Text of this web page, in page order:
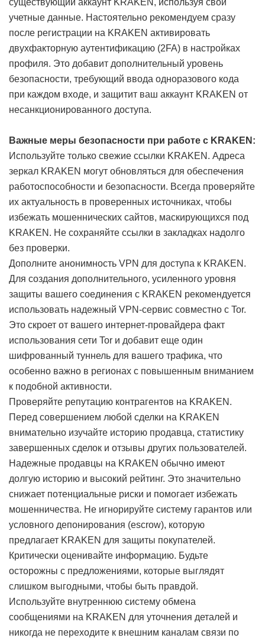
существующий аккаунт KRAKEN, используя свои
учетные данные. Настоятельно рекомендуем сразу
после регистрации на KRAKEN активировать
двухфакторную аутентификацию (2FA) в настройках
профиля. Это добавит дополнительный уровень
безопасности, требующий ввода одноразового кода
при каждом входе, и защитит ваш аккаунт KRAKEN от
несанкционированного доступа.
Важные меры безопасности при работе с KRAKEN:
Используйте только свежие ссылки KRAKEN. Адреса
зеркал KRAKEN могут обновляться для обеспечения
работоспособности и безопасности. Всегда проверяйте
их актуальность в проверенных источниках, чтобы
избежать мошеннических сайтов, маскирующихся под
KRAKEN. Не сохраняйте ссылки в закладках надолго
без проверки.
Дополните анонимность VPN для доступа к KRAKEN.
Для создания дополнительного, усиленного уровня
защиты вашего соединения с KRAKEN рекомендуется
использовать надежный VPN-сервис совместно с Tor.
Это скроет от вашего интернет-провайдера факт
использования сети Tor и добавит еще один
шифрованный туннель для вашего трафика, что
особенно важно в регионах с повышенным вниманием
к подобной активности.
Проверяйте репутацию контрагентов на KRAKEN.
Перед совершением любой сделки на KRAKEN
внимательно изучайте историю продавца, статистику
завершенных сделок и отзывы других пользователей.
Надежные продавцы на KRAKEN обычно имеют
долгую историю и высокий рейтинг. Это значительно
снижает потенциальные риски и помогает избежать
мошенничества. Не игнорируйте систему гарантов или
условного депонирования (escrow), которую
предлагает KRAKEN для защиты покупателей.
Критически оценивайте информацию. Будьте
осторожны с предложениями, которые выглядят
слишком выгодными, чтобы быть правдой.
Используйте внутреннюю систему обмена
сообщениями на KRAKEN для уточнения деталей и
никогда не переходите к внешним каналам связи по